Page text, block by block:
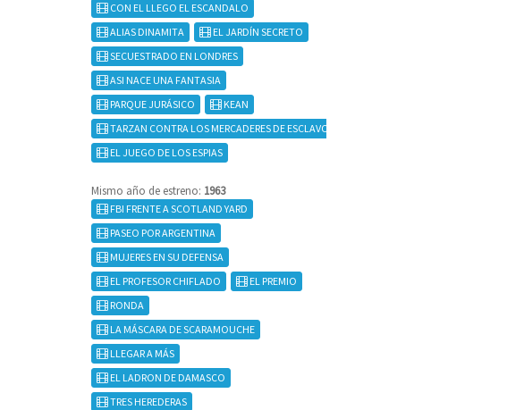
CON EL LLEGO EL ESCANDALO
ALIAS DINAMITA
EL JARDÍN SECRETO
SECUESTRADO EN LONDRES
ASI NACE UNA FANTASIA
PARQUE JURÁSICO
KEAN
TARZAN CONTRA LOS MERCADERES DE ESCLAVOS
EL JUEGO DE LOS ESPIAS
Mismo año de estreno: 1963
FBI FRENTE A SCOTLAND YARD
PASEO POR ARGENTINA
MUJERES EN SU DEFENSA
EL PROFESOR CHIFLADO
EL PREMIO
RONDA
LA MÁSCARA DE SCARAMOUCHE
LLEGAR A MÁS
EL LADRON DE DAMASCO
TRES HEREDERAS